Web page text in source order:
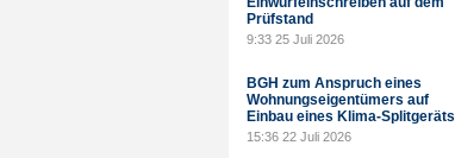
Prüfstand
9:33 25 Juli 2026
BGH zum Anspruch eines
Wohnungseigentümers auf
Einbau eines Klima-Splitgeräts
15:36 22 Juli 2026